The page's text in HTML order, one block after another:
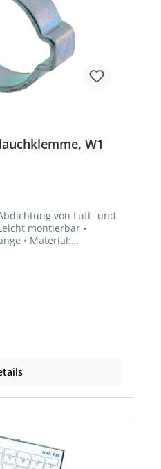
W1
von Luft- und